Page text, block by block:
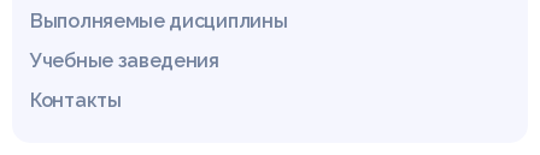
Выполняемые дисциплины
Учебные заведения
Контакты